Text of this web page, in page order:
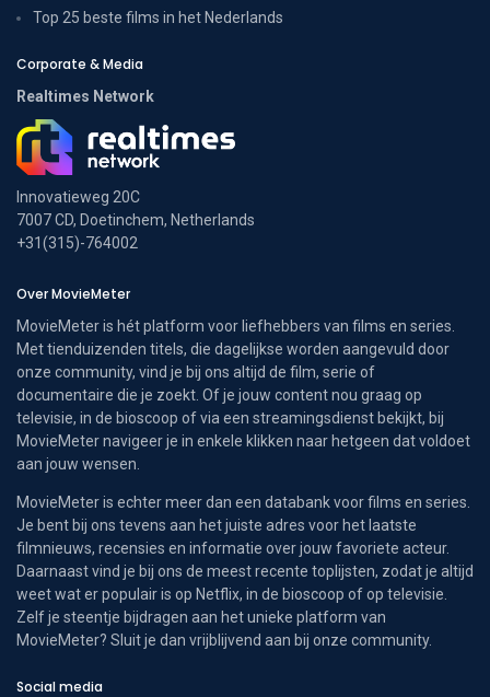
Top 25 beste films in het Nederlands
Corporate & Media
Realtimes Network
Innovatieweg 20C
7007 CD, Doetinchem, Netherlands
+31(315)-764002
Over MovieMeter
MovieMeter is hét platform voor liefhebbers van films en series.
Met tienduizenden titels, die dagelijkse worden aangevuld door
onze community, vind je bij ons altijd de film, serie of
documentaire die je zoekt. Of je jouw content nou graag op
televisie, in de bioscoop of via een streamingsdienst bekijkt, bij
MovieMeter navigeer je in enkele klikken naar hetgeen dat voldoet
aan jouw wensen.
MovieMeter is echter meer dan een databank voor films en series.
Je bent bij ons tevens aan het juiste adres voor het laatste
filmnieuws, recensies en informatie over jouw favoriete acteur.
Daarnaast vind je bij ons de meest recente toplijsten, zodat je altijd
weet wat er populair is op Netflix, in de bioscoop of op televisie.
Zelf je steentje bijdragen aan het unieke platform van
MovieMeter? Sluit je dan vrijblijvend aan bij onze community.
Social media